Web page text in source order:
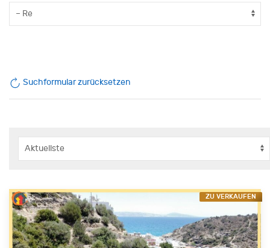
Suchformular zurücksetzen
ZU VERKAUFEN